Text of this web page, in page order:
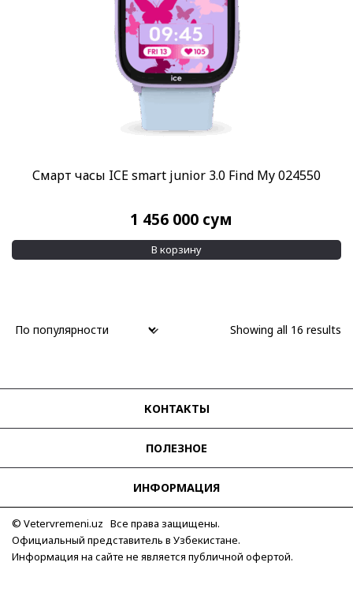
Смарт часы ICE smart junior 3.0 Find My 024550
1 456 000 сум
В корзину
Showing all 16 results
КОНТАКТЫ
ПОЛЕЗНОЕ
ИНФОРМАЦИЯ
© Vetervremeni.uz Все права защищены.
Официальный представитель в Узбекистане.
Информация на сайте не является публичной офертой.